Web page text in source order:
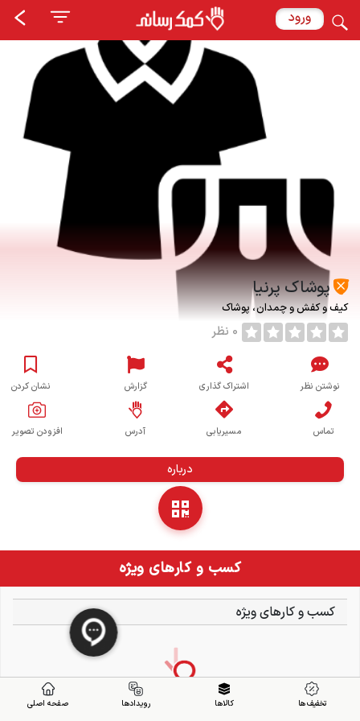
ورود
پوشاک پرنیا
کیف و کفش و چمدان پوشاک
0 نظر
نوشتن نظر اشتراک گذاری گزارش نشان کردن
تماس مسیریابی آدرس افزودن تصویر
درباره
کسب و کارهای ویژه
کسب و کارهای ویژه
تخفیف ها کالاها رویدادها صفحه اصلی